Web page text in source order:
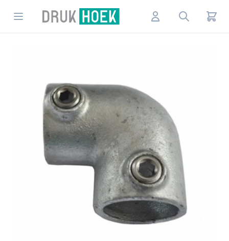
Open menuDrukhoek NL AccountSearch